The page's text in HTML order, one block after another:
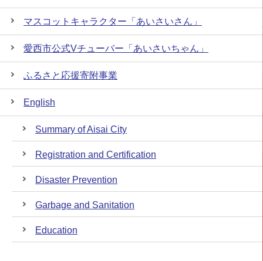
マスコットキャラクター「あいさいさん」
愛西市公式Vチューバー「あいさいちゃん」
ふるさと応援寄附事業
English
Summary of Aisai City
Registration and Certification
Disaster Prevention
Garbage and Sanitation
Education